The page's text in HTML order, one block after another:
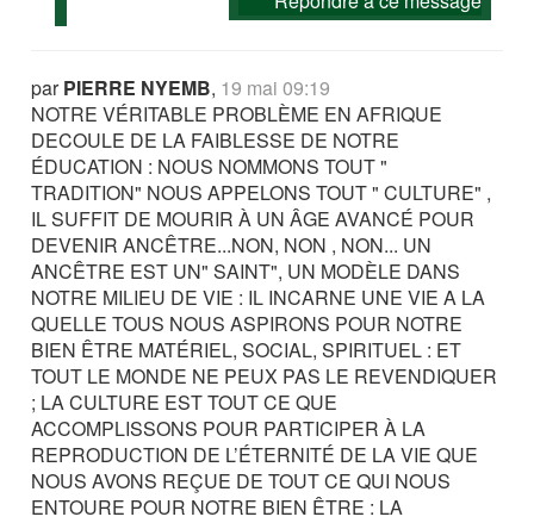
parPIERRE NYEMB, 19 mai 09:19
NOTRE VÉRITABLE PROBLÈME EN AFRIQUE
DECOULE DE LA FAIBLESSE DE NOTRE
ÉDUCATION : NOUS NOMMONS TOUT "
TRADITION" NOUS APPELONS TOUT " CULTURE" ,
IL SUFFIT DE MOURIR À UN ÂGE AVANCÉ POUR
DEVENIR ANCÊTRE...NON, NON , NON... UN
ANCÊTRE EST UN" SAINT", UN MODÈLE DANS
NOTRE MILIEU DE VIE : IL INCARNE UNE VIE A LA
QUELLE TOUS NOUS ASPIRONS POUR NOTRE
BIEN ÊTRE MATÉRIEL, SOCIAL, SPIRITUEL : ET
TOUT LE MONDE NE PEUX PAS LE REVENDIQUER
; LA CULTURE EST TOUT CE QUE
ACCOMPLISSONS POUR PARTICIPER À LA
REPRODUCTION DE L’ÉTERNITÉ DE LA VIE QUE
NOUS AVONS REÇUE DE TOUT CE QUI NOUS
ENTOURE POUR NOTRE BIEN ÊTRE : LA